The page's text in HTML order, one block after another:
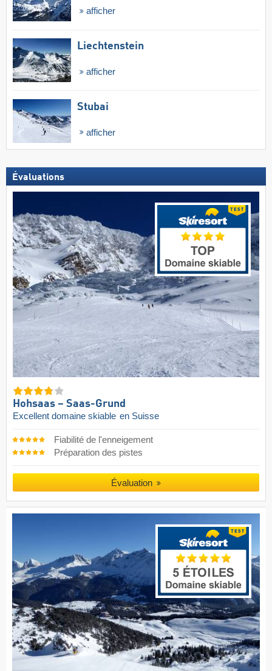
afficher
Liechtenstein
afficher
Stubai
afficher
Évaluations
Hohsaas – Saas-Grund
Excellent domaine skiable en Suisse
Fiabilité de l'enneigement
Préparation des pistes
Évaluation